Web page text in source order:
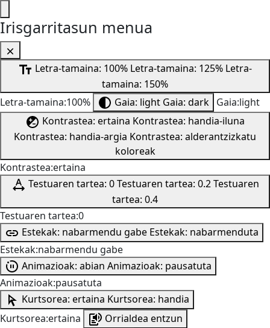
Irisgarritasun menua
Letra-tamaina: 100% Letra-tamaina: 125% Letra-
tamaina: 150%
Letra-tamaina:100%
Gaia: light Gaia: dark Gaia:light
Kontrastea: ertaina Kontrastea: handia-iluna
Kontrastea: handia-argia Kontrastea: alderantzizkatu
koloreak
Kontrastea:ertaina
Testuaren tartea: 0 Testuaren tartea: 0.2 Testuaren
tartea: 0.4
Testuaren tartea:0
Estekak: nabarmendu gabe Estekak: nabarmenduta
Estekak:nabarmendu gabe
Animazioak: abian Animazioak: pausatuta
Animazioak:pausatuta
Kurtsorea: ertaina Kurtsorea: handia
Kurtsorea:ertaina
Orrialdea entzun